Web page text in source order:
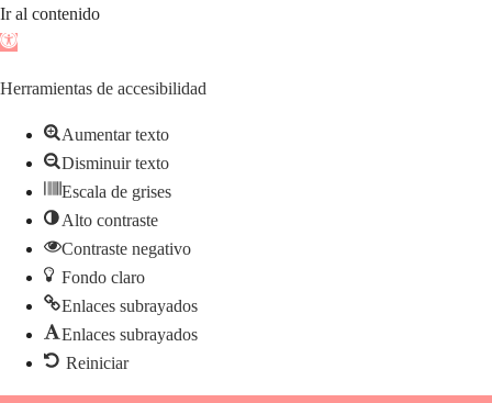
Ir al contenido
Abrir
de
herramientas
Herramientas de accesibilidad
Aumentar texto
Disminuir texto
Escala de grises
Alto contraste
Contraste negativo
Fondo claro
Enlaces subrayados
Enlaces subrayados
Reiniciar